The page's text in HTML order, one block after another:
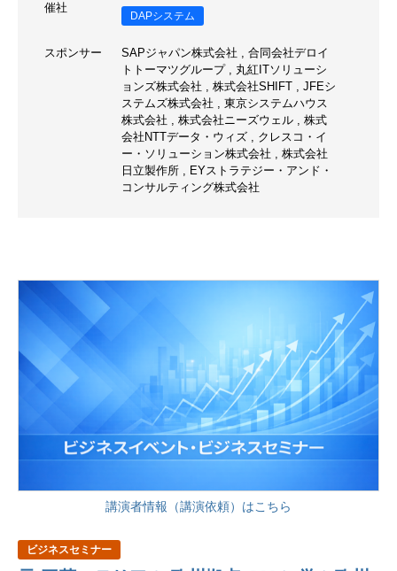
催社
DAPシステム
スポンサー SAPジャパン株式会社 , 合同会社デロイ
トトーマツグループ, 丸紅ITソリューシ
ョンズ株式会社 , 株式会社SHIFT , JFEシ
ステムズ株式会社 , 東京システムハウス
株式会社 , 株式会社ニーズウェル , 株式
会社NTTデータ・ウィズ , クレスコ・イ
ー・ソリューション株式会社 , 株式会社
日立製作所 , EYストラテジー・アンド・
コンサルティング株式会社
講演者情報（講演依頼）はこちら
ビジネスセミナー